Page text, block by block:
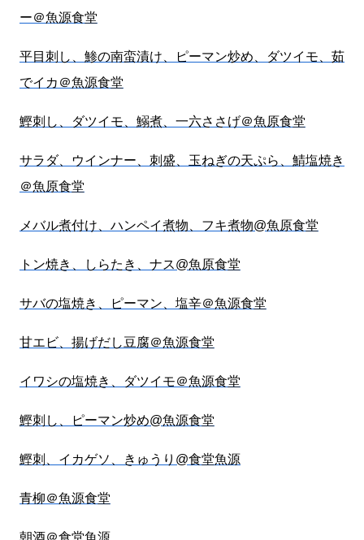
ー＠魚源食堂
平目刺し、鯵の南蛮漬け、ピーマン炒め、ダツイモ、茹
でイカ＠魚源食堂
鰹刺し、ダツイモ、鰯煮、一六ささげ＠魚原食堂
サラダ、ウインナー、刺盛、玉ねぎの天ぷら、鯖塩焼き
＠魚原食堂
メバル煮付け、ハンペイ煮物、フキ煮物@魚原食堂
トン焼き、しらたき、ナス@魚原食堂
サバの塩焼き、ピーマン、塩辛＠魚源食堂
甘エビ、揚げだし豆腐＠魚源食堂
イワシの塩焼き、ダツイモ＠魚源食堂
鰹刺し、ピーマン炒め@魚源食堂
鰹刺、イカゲソ、きゅうり@食堂魚源
青柳＠魚源食堂
朝酒＠食堂魚源